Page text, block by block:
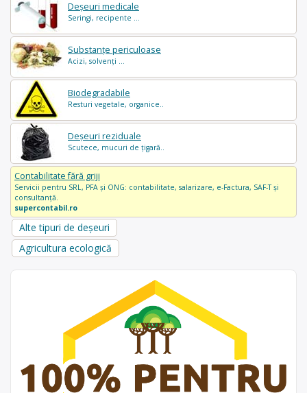
Deșeuri medicale
Seringi, recipente ...
Substanțe periculoase
Acizi, solvenți ...
Biodegradabile
Resturi vegetale, organice..
Deșeuri reziduale
Scutece, mucuri de țigară..
Contabilitate fără griji
Servicii pentru SRL, PFA și ONG: contabilitate, salarizare, e-Factura, SAF-T și
consultanță.
supercontabil.ro
Alte tipuri de deșeuri
Agricultura ecologică